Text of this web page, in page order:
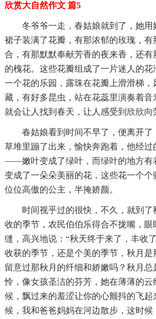
欣赏大自然作文 篇5
冬爷爷一走，春姑娘就到了，她用
裙子装满了花瓣，有那浓郁的玫瑰，有
合，有那默默奉献芳香的夜来香，还
的槐花。这些花瓣组成了一片迷人的花
一个花的乐园，露珠在花瓣上滑滑梯，
藏，有好多昆虫，站在花蕊里演奏着音
就会让人找到春天，让人感受到欣欣向
春姑娘看到时间不早了，便离开了
草堆里蹦了出来，愉快奔跑着，他经过
——嫩叶变成了绿叶，而绿叶的地方有
变成了一朵朵美丽的花，这些花一个个
位位高傲的公主，半掩娇颜。
时间视乎过的很快，不久，就到
收的季节，农民伯伯乐得合不拢嘴，眼
缝，高兴地说：“秋天终于来了，丰收
收获的季节，还是个美的季节，秋月是
留意过那秋月的纤细和娇嫩吗？秋月总
怜，像女孩圣洁的芬芳，她在薄薄的云
候，飘过来的羞涩让你的心颤抖的飞起
候，我和爸爸妈妈在河边散步，这时